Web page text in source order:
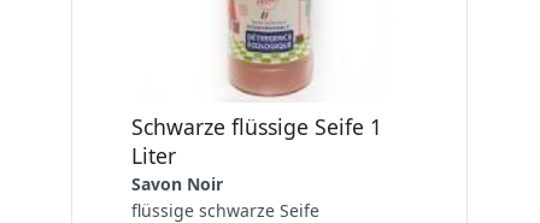
Schwarze flüssige Seife 1
Liter
Savon Noir
flüssige schwarze Seife